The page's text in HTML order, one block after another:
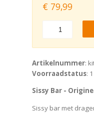
€ 79,99
Artikelnummer:
Voorraadstatus:
Sissy Bar -
Sissy bar met